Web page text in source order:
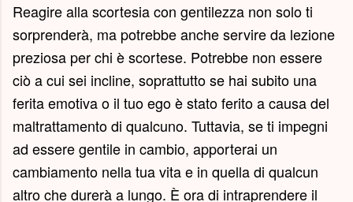
Reagire alla scortesia con gentilezza non solo ti
sorprenderà, ma potrebbe anche servire da lezione
preziosa per chi è scortese. Potrebbe non essere
ciò a cui sei incline, soprattutto se hai subito una
ferita emotiva o il tuo ego è stato ferito a causa del
maltrattamento di qualcuno. Tuttavia, se ti impegni
ad essere gentile in cambio, apporterai un
cambiamento nella tua vita e in quella di qualcun
altro che durerà a lungo. È ora di intraprendere il